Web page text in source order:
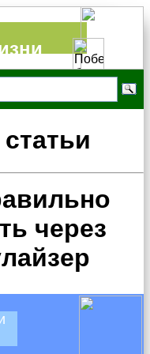
через